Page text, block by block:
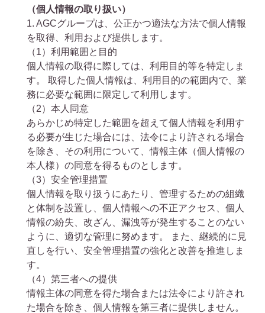
（個人情報の取り扱い）
1. AGCグループは、公正かつ適法な方法で個人情報
を取得、利用および提供します。
（1） 利用範囲と目的
個人情報の取得に際しては、利用目的等を特定しま
す。 取得した個人情報は、利用目的の範囲内で、業
務に必要な範囲に限定して利用します。
（2） 本人同意
あらかじめ特定した範囲を超えて個人情報を利用す
る必要が生じた場合には、法令により許される場合
を除き、その利用について、情報主体（個人情報の
本人様）の同意を得るものとします。
（3） 安全管理措置
個人情報を取り扱うにあたり、管理するための組織
と体制を設置し、個人情報への不正アクセス、個人
情報の紛失、改ざん、漏洩等が発生することのない
ように、適切な管理に努めます。 また、継続的に見
直しを行い、安全管理措置の強化と改善を推進しま
す。
（4） 第三者への提供
情報主体の同意を得た場合または法令により許され
た場合を除き、個人情報を第三者に提供しません。